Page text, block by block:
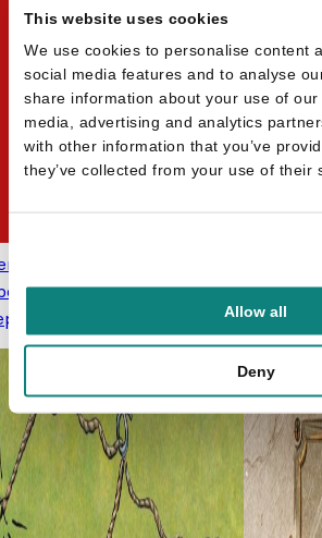
This website uses cookies
We use cookies to personalise content
social media features and to analyse
share information about your use of
media, advertising and analytics
with other information that you’ve
they’ve collected from your use of their
Allow all
Deny
van Diepen
Opa! - Luuk en de rode
prijs was: €7,95.
Huidige prijs
is: €5,99.
Het